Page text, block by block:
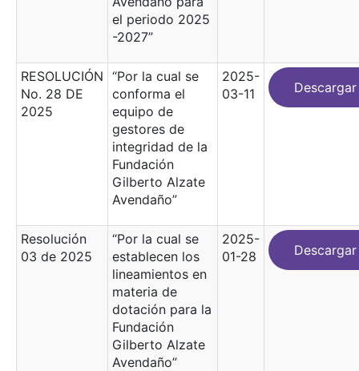
el periodo 2025
-2027”
RESOLUCIÓN
No. 28 DE
2025
“Por la cual se
conforma el
equipo de
gestores de
integridad de la
Fundación
Gilberto Alzate
Avendaño”
2025-
03-11
Descargar
Resolución
03 de 2025
“Por la cual se
establecen los
lineamientos en
materia de
dotación para la
Fundación
Gilberto Alzate
Avendaño”
2025-
01-28
Descargar